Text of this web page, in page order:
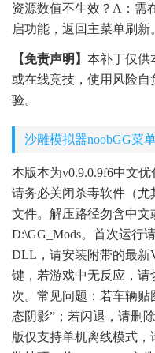
资源数值不生效？A：需
启功能，返回主菜单刷新
【免责声明】 本补丁仅供
或在线竞技，使用风险
验。
沙雕模拟器noobGG菜
本版本为v0.9.0.9f6中文
请务必关闭杀毒软件（尤
文件。解压路径勿含中
D:\GG_Mods。首次运行
DLL，请安装附带的最新
键，若游戏中无反应，请
次。常见问题：若车辆
态阴影”；若闪退，请删
版仅支持单机离线模式